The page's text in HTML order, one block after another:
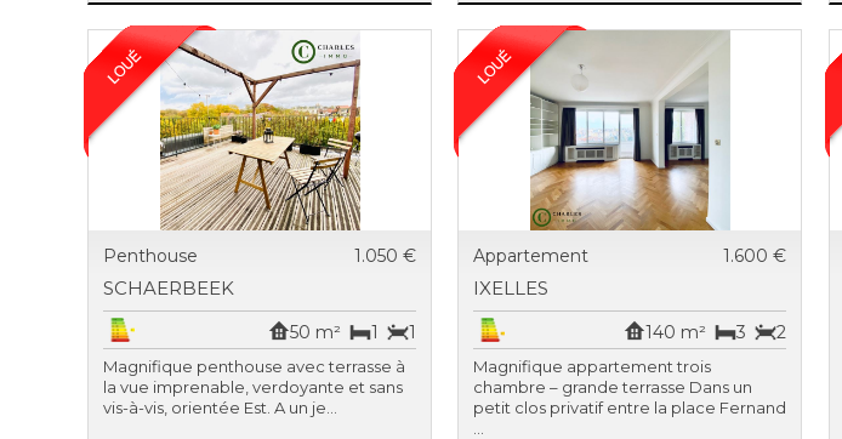
Penthouse 1.050 €
SCHAERBEEK
1
1
50 m²
Magnifique penthouse avec terrasse à
la vue imprenable, verdoyante et sans
vis-à-vis, orientée Est. A un je...
Appartement 1.600 €
IXELLES
2
3
140 m²
Magnifique appartement trois
chambre – grande terrasse Dans un
petit clos privatif entre la place Fernand